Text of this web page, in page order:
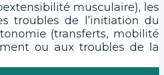
musculaire), les
troubles de l’initiation du
(transferts, mobilité
ou aux troubles de la